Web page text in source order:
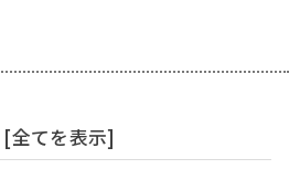
[全てを表示]